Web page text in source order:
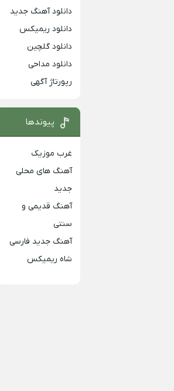
دانلود آهنگ جدید
دانلود ریمیکس
دانلود گلچین
دانلود مداحی
رپورتاژ آگهی
پیوندها
غرب موزیک
آهنگ های محلی
جدید
آهنگ قدیمی و
سنتی
آهنگ جدید فارسی
شاه ریمیکس